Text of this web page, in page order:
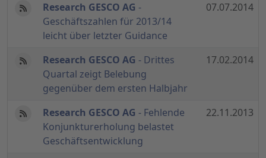
Research GESCO AG -
Geschäftszahlen für 2013/14
leicht über letzter Guidance
07.07.2014
Research GESCO AG - Drittes
Quartal zeigt Belebung
gegenüber dem ersten Halbjahr
17.02.2014
Research GESCO AG - Fehlende
Konjunkturerholung belastet
Geschäftsentwicklung
22.11.2013